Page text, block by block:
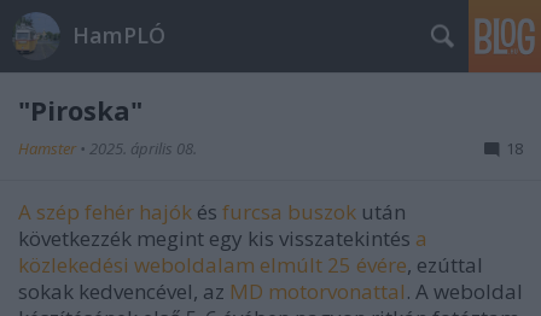
HamPLÓ
"Piroska"
Hamster • 2025. április 08. 18
A szép fehér hajók és furcsa buszok után
következzék megint egy kis visszatekintés a
közlekedési weboldalam elmúlt 25 évére, ezúttal
sokak kedvencével, az MD motorvonattal. A weboldal